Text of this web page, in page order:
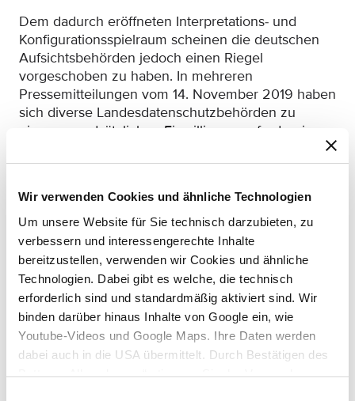
Wir verwenden Cookies und ähnliche Technologien
Um unsere Website für Sie technisch darzubieten, zu
verbessern und interessengerechte Inhalte
bereitzustellen, verwenden wir Cookies und ähnliche
Technologien. Dabei gibt es welche, die technisch
erforderlich sind und standardmäßig aktiviert sind. Wir
binden darüber hinaus Inhalte von Google ein, wie
Youtube-Videos und Google Maps. Ihre Daten werden
dabei auch in die USA übermittelt. Durch Bestätigen des
Buttons „Alle zulassen“ stimmen Sie der Verwendung zu.
Dem dadurch eröffneten Interpretations- und
Konfigurationsspielraum scheinen die deutschen
Aufsichtsbehörden jedoch einen Riegel
vorgeschoben zu haben. In mehreren
Pressemitteilungen vom 14. November 2019 haben
sich diverse Landesdatenschutzbehörden zu
einem grundsätzlichen Einwilligungserfordernis
Denn die Tracking-Methoden, die Google Analytics
angenommen, dass sich der Einsatz insgesamt
nicht mehr auf berechtigte Interessen stützen
ließe. Einer von Beratern und Unternehmen gern
herangezogenen, aber bereits in die Tage
gekommenen Pressemitteilung des
hamburgischen Datenschutzbeauftragten, wonach
bei Aktivierung von anonymizeIP und Vorhalten
einer echten Widerspruchsmöglichkeit der Einsatz
von Google Analytics nicht einwilligungsbedürftig
sei, treten diverse deutsche Aufsichtsbehörden